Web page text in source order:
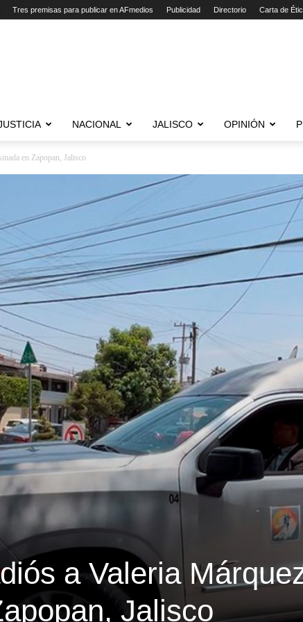
Tres premisas para publicar en AFmedios Publicidad Directorio Carta de
NACIONAL JALISCO OPINIÓN
en Zapopan, Jalisco
a Valeria
Jalisco